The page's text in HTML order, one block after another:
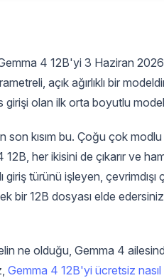
4 12B'yi 3 Haziran
açık ağırlıklı bir
girişi olan ilk orta boyutlu
son kısım bu. Çoğu çok
12B, her ikisini de çıkarır ve
giriş türünü işleyen,
bir 12B dosyası elde
ne olduğu, Gemma 4
Gemma 4 12B'yi ücretsiz nasıl